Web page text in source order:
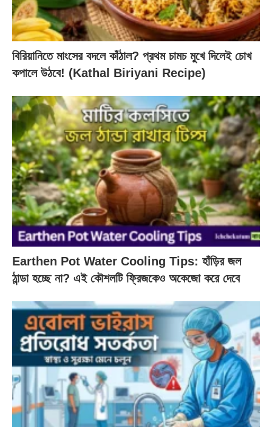
বিরিয়ানিতে মাংসের বদলে কাঁঠাল? প্রথম চামচ মুখে দিলেই চোখ
কপালে উঠবে! (Kathal Biriyani Recipe)
Earthen Pot Water Cooling Tips: হাঁড়ির জল
ঠান্ডা হচ্ছে না? এই কৌশলটি ফ্রিজকেও অকেজো করে দেবে